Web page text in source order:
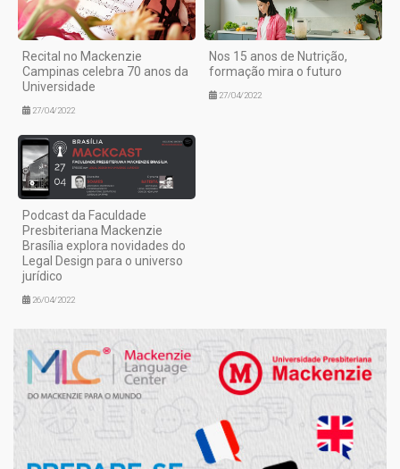
Recital no Mackenzie
Campinas celebra 70 anos da
Universidade
27/04/2022
Nos 15 anos de Nutrição,
formação mira o futuro
27/04/2022
Podcast da Faculdade
Presbiteriana Mackenzie
Brasília explora novidades do
Legal Design para o universo
jurídico
26/04/2022